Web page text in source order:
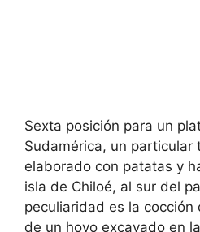
Sexta posición para un
Sudamérica, un particular
elaborado con patatas y
isla de Chiloé, al sur del
peculiaridad es la cocción
de un hoyo excavado en